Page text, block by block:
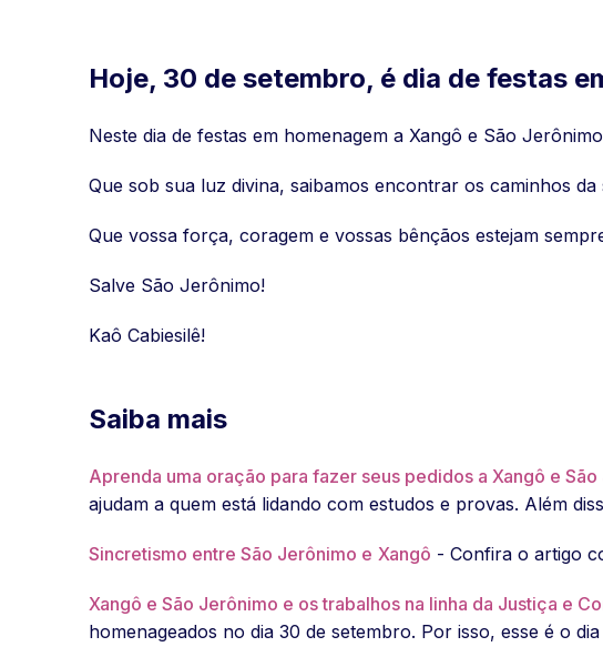
Hoje, 30 de setembro, é dia de festas
Neste dia de festas em homenagem a Xangô e São
Que sob sua luz divina, saibamos encontrar os caminhos da
Que vossa força, coragem e vossas bênçãos estejam
Salve São Jerônimo!
Kaô Cabiesilê!
Saiba mais
Aprenda uma oração para fazer seus pedidos a Xangô e
ajudam a quem está lidando com estudos e provas. Além
Sincretismo entre São Jerônimo e Xangô - Confira o artigo
Xangô e São Jerônimo e os trabalhos na linha da Justiça e
homenageados no dia 30 de setembro. Por isso, esse é o